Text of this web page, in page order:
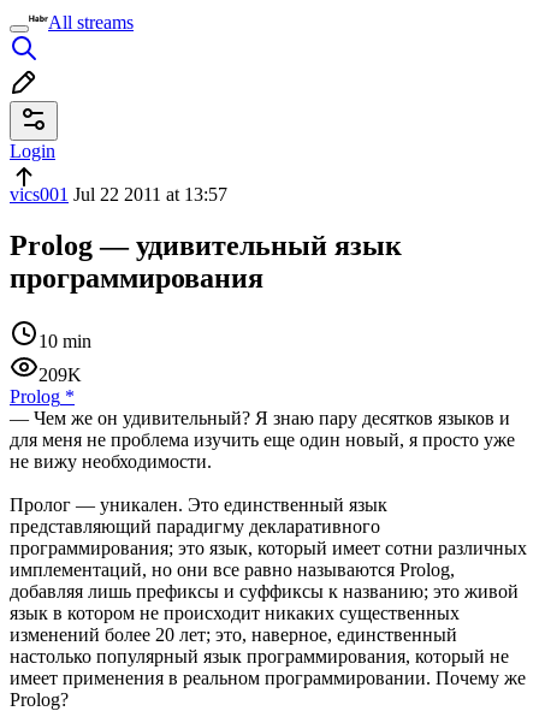
All streams
Login
vics001 Jul 22 2011 at 13:57
Prolog — удивительный язык
программирования
10 min
209K
Prolog *
— Чем же он удивительный? Я знаю пару десятков языков и
для меня не проблема изучить еще один новый, я просто уже
не вижу необходимости.
Пролог — уникален. Это единственный язык
представляющий парадигму декларативного
программирования; это язык, который имеет сотни различных
имплементаций, но они все равно называются Prolog,
добавляя лишь префиксы и суффиксы к названию; это живой
язык в котором не происходит никаких существенных
изменений более 20 лет; это, наверное, единственный
настолько популярный язык программирования, который не
имеет применения в реальном программировании. Почему же
Prolog?